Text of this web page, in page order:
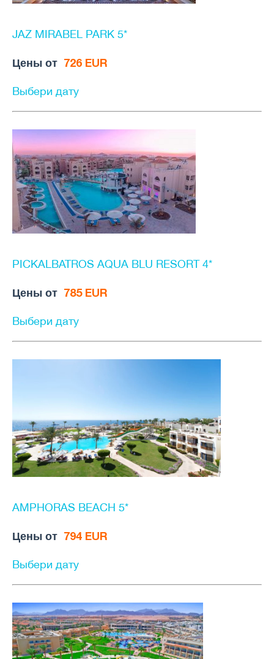
JAZ MIRABEL PARK 5*
Цены от 726 EUR
Выбери дату
PICKALBATROS AQUA BLU RESORT 4*
Цены от 785 EUR
Выбери дату
AMPHORAS BEACH 5*
Цены от 794 EUR
Выбери дату